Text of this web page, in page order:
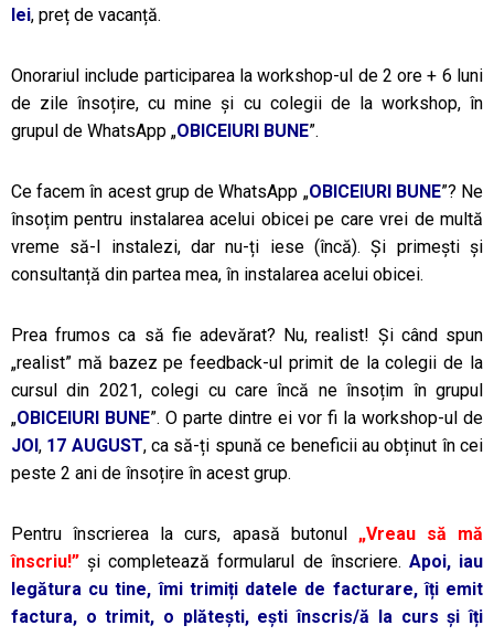
lei, preț de vacanță.
Onorariul include participarea la workshop-ul de 2 ore + 6 luni
de zile însoțire, cu mine și cu colegii de la workshop, în
grupul de WhatsApp „OBICEIURI BUNE”.
Ce facem în acest grup de WhatsApp „OBICEIURI BUNE”? Ne
însoțim pentru instalarea acelui obicei pe care vrei de multă
vreme să-l instalezi, dar nu-ți iese (încă). Și primești și
consultanță din partea mea, în instalarea acelui obicei.
Prea frumos ca să fie adevărat? Nu, realist! Și când spun
„realist” mă bazez pe feedback-ul primit de la colegii de la
cursul din 2021, colegi cu care încă ne însoțim în grupul
„OBICEIURI BUNE”. O parte dintre ei vor fi la workshop-ul de
JOI, 17 AUGUST, ca să-ți spună ce beneficii au obținut în cei
peste 2 ani de însoțire în acest grup.
Pentru înscrierea la curs, apasă butonul „Vreau să mă
înscriu!” și completează formularul de înscriere. Apoi, iau
legătura cu tine, îmi trimiți datele de facturare, îți emit
factura, o trimit, o plătești, ești înscris/ă la curs și îți